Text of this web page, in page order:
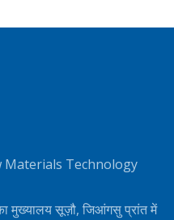
Materials Technology
मुख्यालय सूज़ौ, जिआंगसु प्रांत में